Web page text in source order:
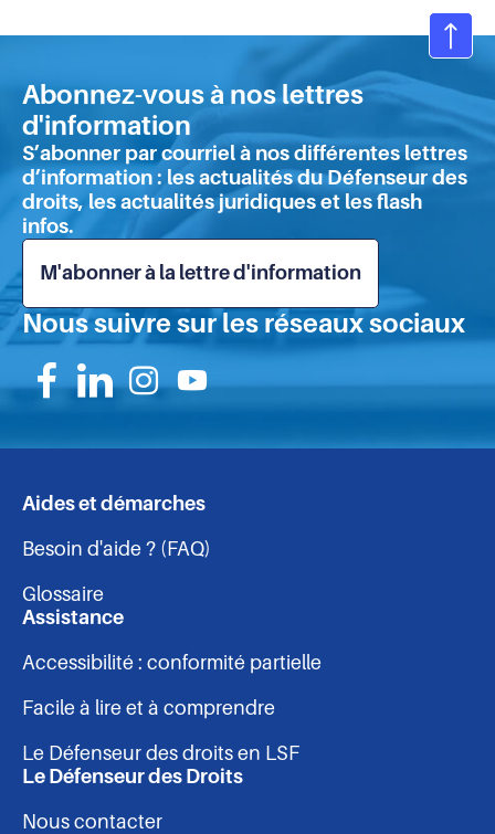
de
Abonnez-vous à nos lettres
d'information
S’abonner par courriel à nos différentes lettres
d’information : les actualités du Défenseur des
droits, les actualités juridiques et les flash
infos.
M'abonner à la lettre d'information
Nous suivre sur les réseaux sociaux
Suivez-
nous
sur
Suivez-
nous
sur
Suivez-
nous
sur
Suivez-
nous
Navigation
-
pied
de
page
Aides et démarches
Besoin d'aide ? (FAQ)
Glossaire
Assistance
Accessibilité : conformité partielle
Facile à lire et à comprendre
Le Défenseur des droits en LSF
Le Défenseur des Droits
Nous contacter